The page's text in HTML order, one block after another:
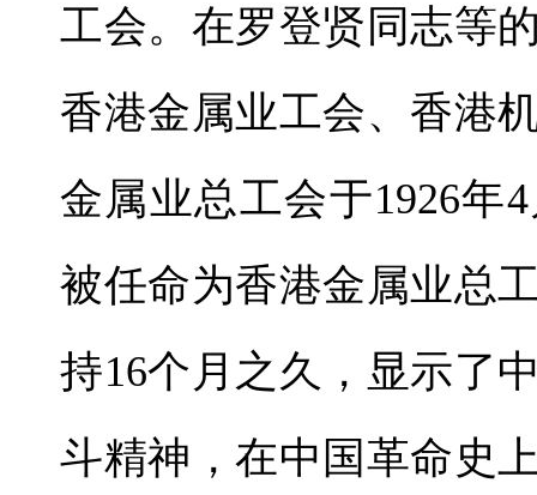
工会。在罗登贤同志等
香港金属业工会、香港
金属业总工会于1926年
被任命为香港金属业总
持16个月之久，显示了
斗精神，在中国革命史